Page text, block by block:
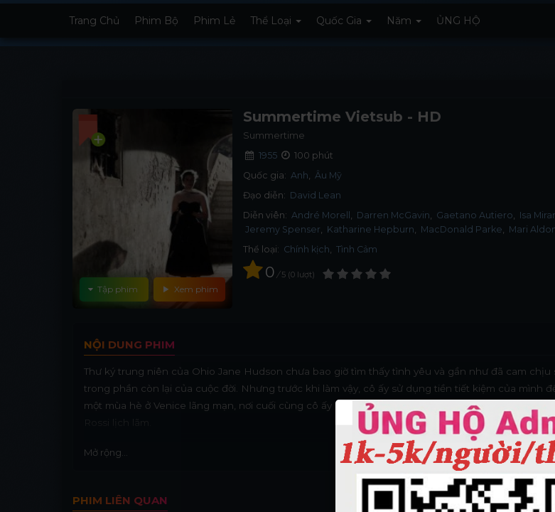
Trang Chủ Phim Bộ Phim Lẻ Thể Loại Quốc Gia Năm ỦNG HỘ
Xem phim
Tập phim
Summertime Vietsub - HD
Summertime
1955
100 phút
Quốc gia: Anh
Âu Mỹ
Đạo diễn: David Lean
Diễn viên: André Morell Darren McGavin Gaetano Autiero Isa
Jeremy Spenser
Katharine Hepburn MacDonald Parke Mari
Thể loại: Chính kịch, Tình Cảm
0 / 5 0 lượt
NỘI DUNG PHIM
Thư ký trung niên của Ohio Jane Hudson chưa bao giờ tìm thấy tình yêu và gần như đã cam chịu
trong phần còn lại của cuộc đời. Nhưng trước khi làm vậy, cô ấy sử dụng tiền tiết kiệm của mình
một mùa hè ở Venice lãng mạn, nơi cuối cùng cô ấy gặp được người đàn ông trong mộng của
Mở rộng...
PHIM LIÊN QUAN